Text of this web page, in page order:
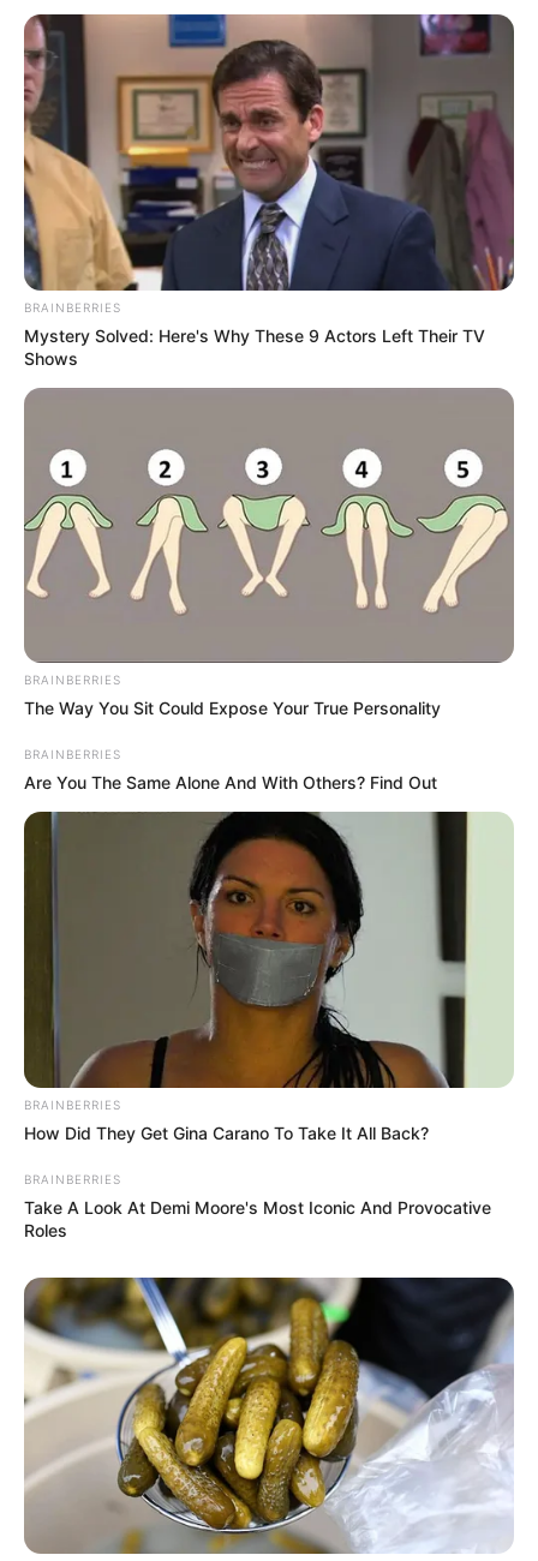
BRAINBERRIES
Mystery Solved: Here's Why These 9 Actors Left Their TV
Shows
BRAINBERRIES
The Way You Sit Could Expose Your True Personality
BRAINBERRIES
Are You The Same Alone And With Others? Find Out
BRAINBERRIES
How Did They Get Gina Carano To Take It All Back?
BRAINBERRIES
Take A Look At Demi Moore's Most Iconic And Provocative
Roles